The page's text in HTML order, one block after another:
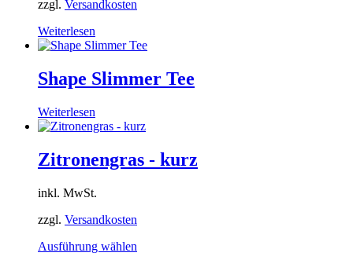
zzgl. Versandkosten
Weiterlesen
Shape Slimmer Tee
Weiterlesen
Zitronengras - kurz
inkl. MwSt.
zzgl. Versandkosten
Ausführung wählen